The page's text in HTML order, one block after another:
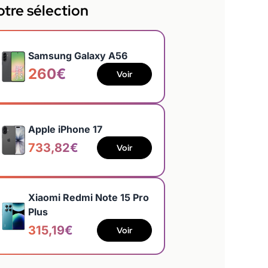
sélection
Samsung Galaxy A56
260€ Voir
Apple iPhone 17
733,82€ Voir
Xiaomi Redmi Note 15 Pro
Plus
315,19€ Voir